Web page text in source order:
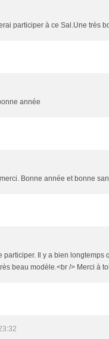
participer à ce Sal.Une très
année
Bonne année et bonne
participer. Il y a bien longtemps
beau modèle.<br /> Merci à